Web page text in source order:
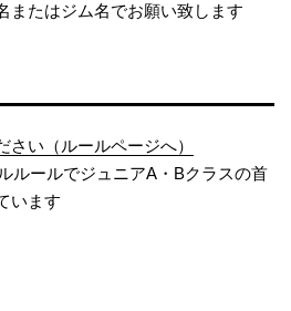
またはジム名でお願い致します
さい（ルールページへ）
ルールでジュニアA・Bクラスの首
います